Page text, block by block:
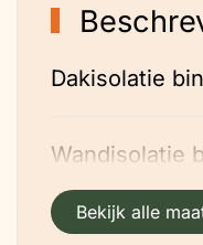
Dakisolatie
Wandisolatie
Kruipruimte/
Bekijk alle